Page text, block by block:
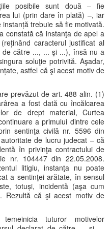
posibile sunt două – fie
lui (prin dare în plată) –, iar
trebuie să fie motivată.
constată că instanţa de apel a
caracterul justificat al
către ..., ... şi ...), însă nu a
soluţie potrivită. Aşadar,
astfel că şi acest motiv de
prevăzut de art. 488 alin. (1)
a fost dată cu încălcarea
de drept material, Curtea
a primului dintre cele
sentinţa civilă nr. 5596 din
de lucru judecat – că
în privinţa contractului de
nr. 104447 din 22.05.2008.
litigiu, instanţa nu poate
a sentinţei arătate, în sensul
totuși, incidentă (aşa cum
Rezultă că şi acest motiv de
tuturor motivelor